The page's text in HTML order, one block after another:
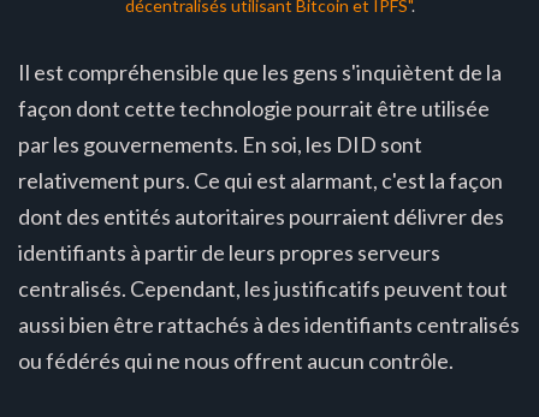
décentralisés utilisant Bitcoin et IPFS".
Il est compréhensible que les gens s'inquiètent de la
façon dont cette technologie pourrait être utilisée
par les gouvernements. En soi, les DID sont
relativement purs. Ce qui est alarmant, c'est la façon
dont des entités autoritaires pourraient délivrer des
identifiants à partir de leurs propres serveurs
centralisés. Cependant, les justificatifs peuvent tout
aussi bien être rattachés à des identifiants centralisés
ou fédérés qui ne nous offrent aucun contrôle.